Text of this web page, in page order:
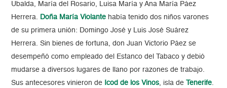
Ubalda, María del Rosario, Luisa María y Ana María Páez
Herrera. Doña María Violante había tenido dos niños varones
de su primera unión: Domingo José y Luis José Suárez
Herrera. Sin bienes de fortuna, don Juan Victorio Páez se
desempeñó como empleado del Estanco del Tabaco y debió
mudarse a diversos lugares de llano por razones de trabajo.
Sus antecesores vinieron de Icod de los Vinos, isla de Tenerife.